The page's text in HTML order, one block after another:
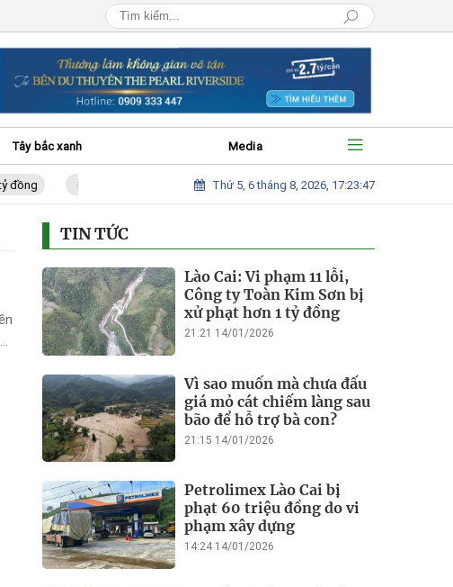
Vì sao muốn mà chưa đấu giá mỏ cát chiếm làng sau bão để hỗ trợ bà
Thứ 5, 6 tháng 8, 2026, 17:23:48
Tây bắc xanh Media
TIN TỨC
Lào Cai: Vi phạm 11 lỗi,
Công ty Toàn Kim Sơn bị
xử phạt hơn 1 tỷ đồng
21:21 14/01/2026
Vì sao muốn mà chưa đấu
giá mỏ cát chiếm làng sau
bão để hỗ trợ bà con?
21:15 14/01/2026
Petrolimex Lào Cai bị
phạt 60 triệu đồng do vi
phạm xây dựng
14:24 14/01/2026